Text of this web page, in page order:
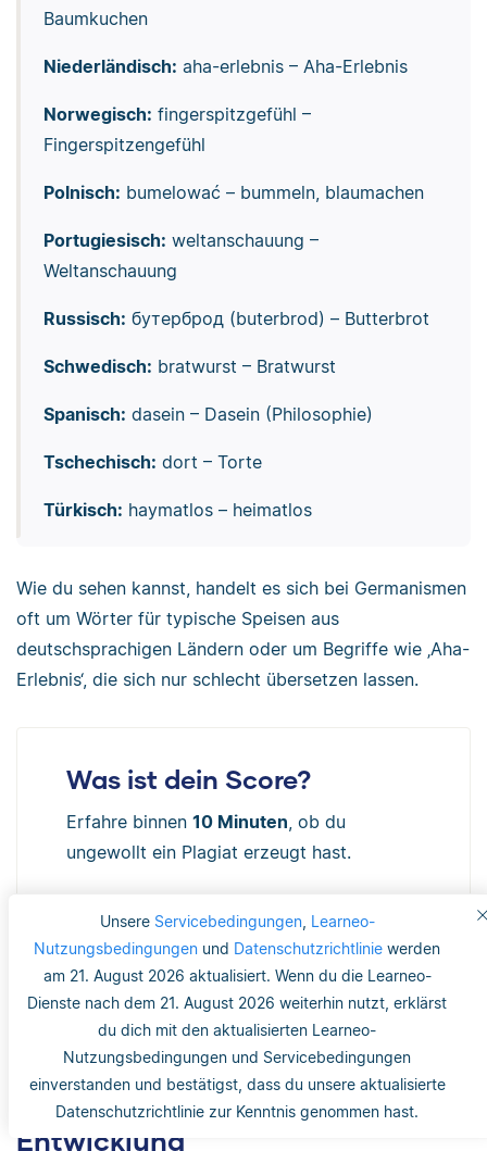
Unsere Servicebedingungen, Learneo-
Nutzungsbedingungen und Datenschutzrichtlinie werden
am 21. August 2026 aktualisiert. Wenn du die Learneo-
Dienste nach dem 21. August 2026 weiterhin nutzt, erklärst
du dich mit den aktualisierten Learneo-
Nutzungsbedingungen und Servicebedingungen
einverstanden und bestätigst, dass du unsere aktualisierte
Datenschutzrichtlinie zur Kenntnis genommen hast.
Baumkuchen
Niederländisch: aha-erlebnis – Aha-Erlebnis
Norwegisch: fingerspitzgefühl –
Fingerspitzengefühl
Polnisch: bumelować – bummeln, blaumachen
Portugiesisch: weltanschauung –
Weltanschauung
Russisch: бутерброд (buterbrod) – Butterbrot
Schwedisch: bratwurst – Bratwurst
Spanisch: dasein – Dasein (Philosophie)
Tschechisch: dort – Torte
Türkisch: haymatlos – heimatlos
Wie du sehen kannst, handelt es sich bei Germanismen
oft um Wörter für typische Speisen aus
deutschsprachigen Ländern oder um Begriffe wie ‚Aha-
Erlebnis‘, die sich nur schlecht übersetzen lassen.
Was ist dein Score?
Erfahre binnen 10 Minuten, ob du
ungewollt ein Plagiat erzeugt hast.
69+ Millionen Publikationen
Gesicherter Datenschutz
Zur Plagiatsprüfung
Deutsche Sprache: Ursprung und
Entwicklung